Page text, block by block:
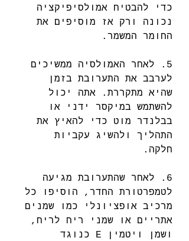
כדי להבטיח אמולסיפיקציה
נכונה ורק אז מוסיפים את
החומר המשמר.
5. לאחר האמולסיה ממשיכים
לערבב את התערובת בזמן
שהיא מתקררת. אתה יכול
להשתמש במיקסר ידני או
בבלנדר מוט כדי להאיץ את
התהליך ולהשיג עקביות
חלקה.
6. לאחר שהתערובת מגיעה
לטמפרטורת החדר, הוסיפו כל
מרכיב אופציונלי כמו שמנים
אתריים או שמני ריח לריח,
ושמן ויטמין E כנוגד